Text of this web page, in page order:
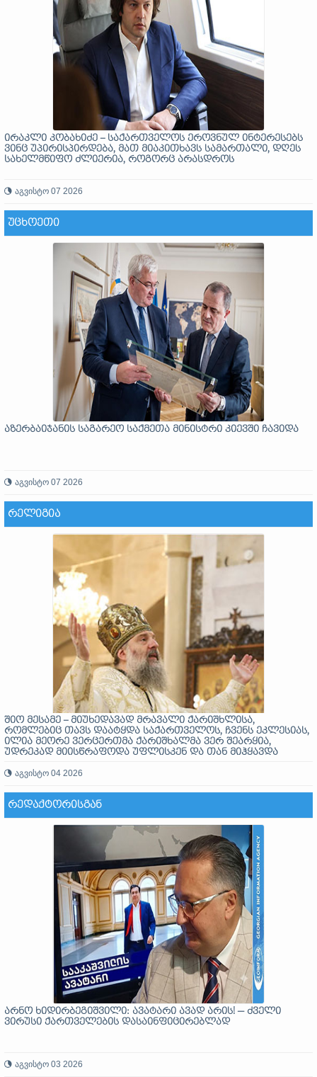
ირაკლი კობახიძე – საქართველოს ეროვნულ ინტერესებს
ვინც უპირისპირდება, მათ მიაკითხავს სამართალი, დღეს
სახელმწიფო ძლიერია, როგორც არასდროს
აგვისტო 07 2026
ᲣᲪᲮᲝᲔᲗᲘ
აზერბაიჯანის საგარეო საქმეთა მინისტრი კიევში ჩავიდა
აგვისტო 07 2026
ᲠᲔᲚᲘᲒᲘᲐ
შიო მესამე – მიუხედავად მრავალი ქარიშხლისა,
რომლებიც თავს დაატყდა საქართველოს, ჩვენს ეკლესიას,
ილია მეორე ვერცერთმა ქარიშხალმა ვერ შეარყია,
უდრეკად მიისწრაფოდა უფლისკენ და თან მიჰყავდა
აგვისტო 04 2026
ᲠᲔᲓᲐᲥᲢᲝᲠᲘᲡᲒᲐᲜ
არნო ხიდირბეგიშვილი: ავატარი ავად არის! — ძველი
ვირუსი ქართველების დასაინფიცირებლად
აგვისტო 03 2026